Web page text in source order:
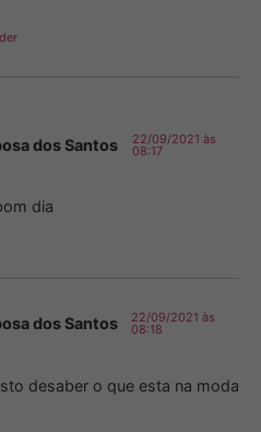
dos Santos
22/09/2021 às
08:17
dia
dos Santos
22/09/2021 às
08:18
desaber o que esta na moda